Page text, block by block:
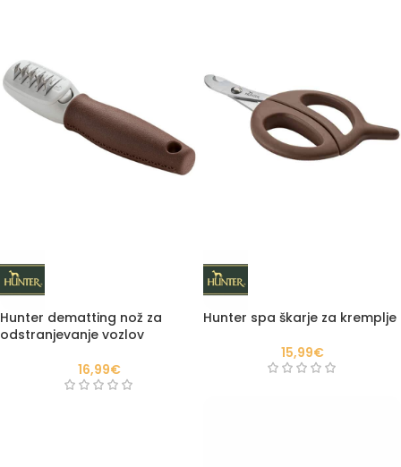
Hunter dematting nož za
odstranjevanje vozlov
16,99€
Hunter spa škarje za kremplje
15,99€